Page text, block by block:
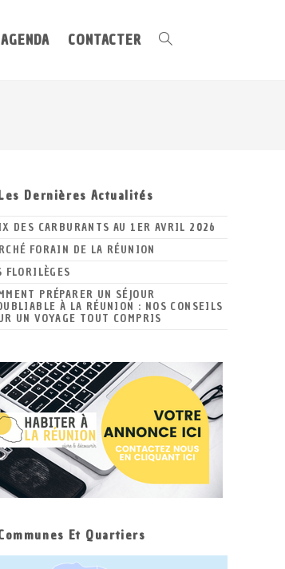
AGENDA CONTACTER Toggle
Dernières Actualités
DES CARBURANTS AU 1ER AVRIL 2026
FORAIN DE LA RÉUNION
FLORILÈGES
PRÉPARER UN SÉJOUR
À LA RÉUNION : NOS CONSEILS
UN VOYAGE TOUT COMPRIS
Et Quartiers